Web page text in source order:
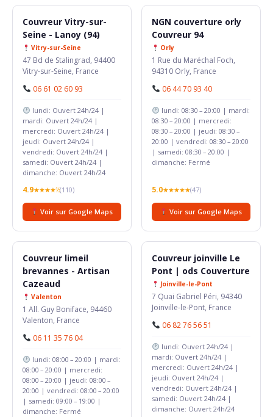
Couvreur Vitry-sur-
Seine - Lanoy (94)
Vitry-sur-Seine
47 Bd de Stalingrad, 94400
Vitry-sur-Seine, France
06 61 02 60 93
lundi: Ouvert 24h/24 |
mardi: Ouvert 24h/24 |
mercredi: Ouvert 24h/24 |
jeudi: Ouvert 24h/24 |
vendredi: Ouvert 24h/24 |
samedi: Ouvert 24h/24 |
dimanche: Ouvert 24h/24
4.9★★★★½(110)
Voir sur Google Maps
NGN couverture orly
Couvreur 94
Orly
1 Rue du Maréchal Foch,
94310 Orly, France
06 44 70 93 40
lundi: 08:30 – 20:00 | mardi:
08:30 – 20:00 | mercredi:
08:30 – 20:00 | jeudi: 08:30 –
20:00 | vendredi: 08:30 – 20:00
| samedi: 08:30 – 20:00 |
dimanche: Fermé
5.0★★★★★(47)
Voir sur Google Maps
Couvreur limeil
brevannes - Artisan
Cazeaud
Valenton
1 All. Guy Boniface, 94460
Valenton, France
06 11 35 76 04
lundi: 08:00 – 20:00 | mardi:
08:00 – 20:00 | mercredi:
08:00 – 20:00 | jeudi: 08:00 –
20:00 | vendredi: 08:00 – 20:00
| samedi: 09:00 – 19:00 |
dimanche: Fermé
Couvreur joinville Le
Pont | ods Couverture
Joinville-le-Pont
7 Quai Gabriel Péri, 94340
Joinville-le-Pont, France
06 82 76 56 51
lundi: Ouvert 24h/24 |
mardi: Ouvert 24h/24 |
mercredi: Ouvert 24h/24 |
jeudi: Ouvert 24h/24 |
vendredi: Ouvert 24h/24 |
samedi: Ouvert 24h/24 |
dimanche: Ouvert 24h/24